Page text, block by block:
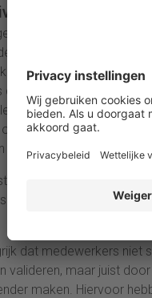
van AI? Oftewel: wie
organisatie? Of allebei?
wordt verdeeld en een
de werkgever
de werknemers baat
werk.
door te zorgen
samenwerking met AI –
dat medewerkers niet
valideren, maar juist
maken. Hiervoor